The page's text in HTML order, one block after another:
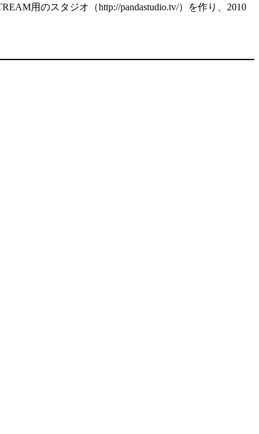
用のスタジオ（http://pandastudio.tv/）を作り、2010